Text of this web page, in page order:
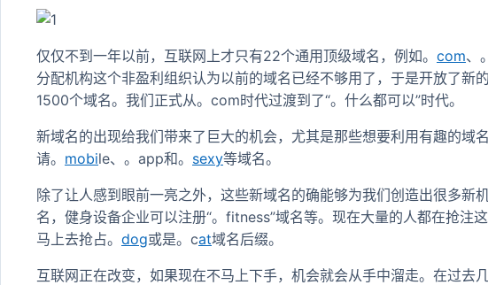
仅仅不到一年以前，互联网上才只有22个通用顶级域名，例如。 com、。
分配机构这个非盈利组织认为以前的域名已经不够用了，于是开放了新
1500个域名。我们正式从。com时代过渡到了“。什么都可以”时代。
新域名的出现给我们带来了巨大的机会，尤其是那些想要利用有趣的域
请。 mobile、。app和。 sexy等域名。
除了让人感到眼前一亮之外，这些新域名的确能够为我们创造出很多新
名，健身设备企业可以注册“。fitness”域名等。现在大量的人都在抢注
马上去抢占。 dog或是。cat域名后缀。
互联网正在改变，如果现在不马上下手，机会就会从手中溜走。在过去